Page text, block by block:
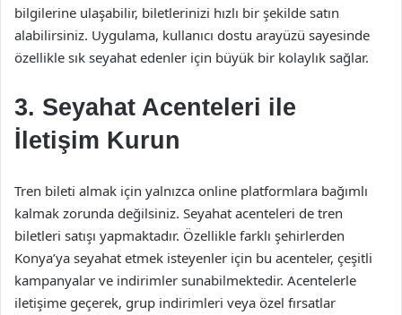
bilgilerine ulaşabilir, biletlerinizi hızlı bir şekilde satın
alabilirsiniz. Uygulama, kullanıcı dostu arayüzü sayesinde
özellikle sık seyahat edenler için büyük bir kolaylık sağlar.
3. Seyahat Acenteleri ile
İletişim Kurun
Tren bileti almak için yalnızca online platformlara bağımlı
kalmak zorunda değilsiniz. Seyahat acenteleri de tren
biletleri satışı yapmaktadır. Özellikle farklı şehirlerden
Konya’ya seyahat etmek isteyenler için bu acenteler, çeşitli
kampanyalar ve indirimler sunabilmektedir. Acentelerle
iletişime geçerek, grup indirimleri veya özel fırsatlar